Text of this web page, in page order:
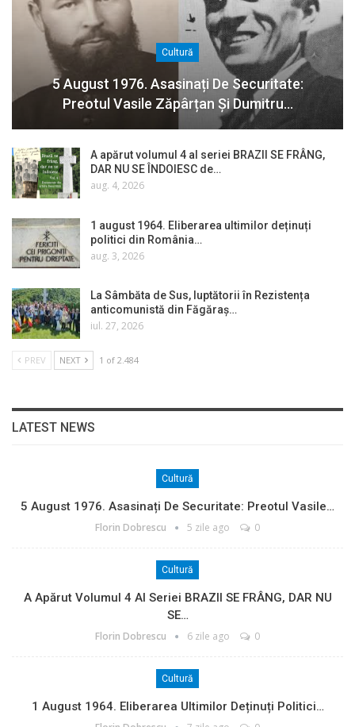
Cultură
5 August 1976. Asasinați De Securitate:
Preotul Vasile Zăpârțan Și Dumitru…
A apărut volumul 4 al seriei BRAZII SE FRÂNG,
DAR NU SE ÎNDOIESC de…
aug. 4, 2026
1 august 1964. Eliberarea ultimilor deținuți
politici din România…
aug. 3, 2026
La Sâmbăta de Sus, luptătorii în Rezistența
anticomunistă din Făgăraș…
iul. 27, 2026
PREV NEXT 1 of 2.484
LATEST NEWS
Cultură
5 August 1976. Asasinați De Securitate: Preotul Vasile…
Florin Dobrescu 5 zile ago 0
Cultură
A Apărut Volumul 4 Al Seriei BRAZII SE FRÂNG, DAR NU
SE…
Florin Dobrescu 6 zile ago 0
Cultură
1 August 1964. Eliberarea Ultimilor Deținuți Politici…